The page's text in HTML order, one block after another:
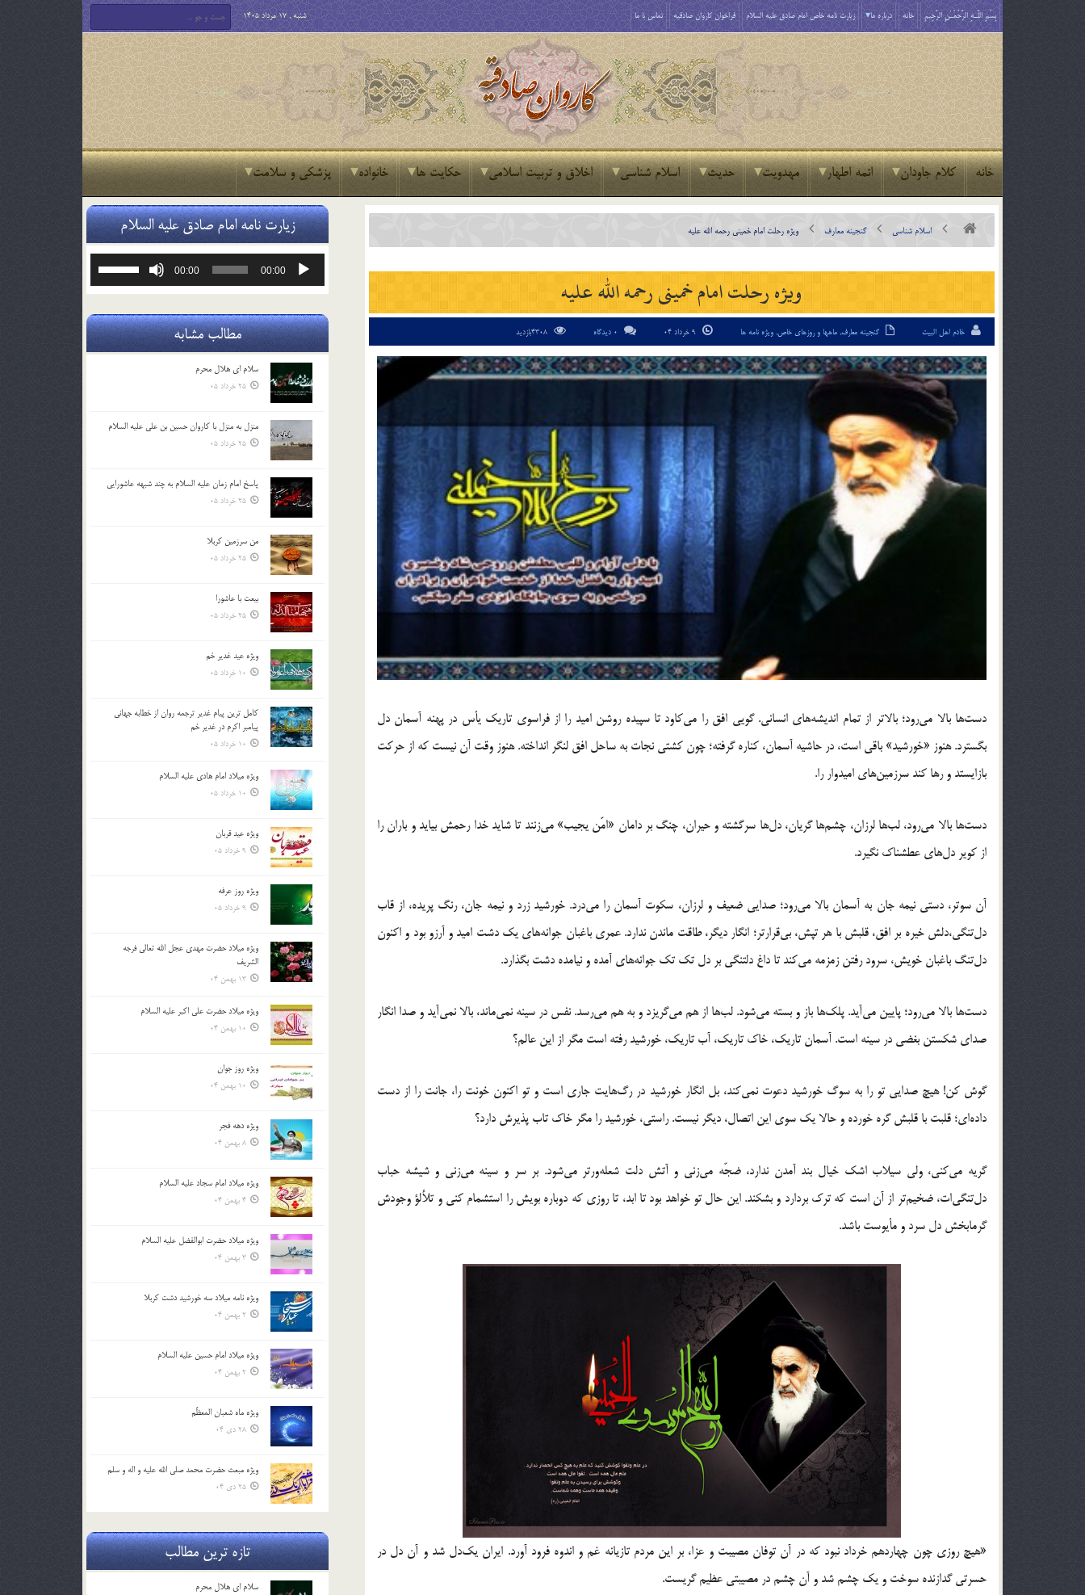
بِسْمِ اللَّـهِ الرَّحْمَـٰنِ الرَّحِيمِ خانه درباره ما زیارت نامه خاص امام صادق علیه السلام فراخوان کاروان صادقیه تماس با ما شنبه , 17 مرداد 1405
خانه کلام جاودان ائمه اطهار مهدویت حدیث اسلام شناسی اخلاق و تربیت اسلامی حکایت ها خانواده پزشکی و سلامت
اسلام شناسی گنجینه معارف ویژه رحلت امام خمینی رحمه الله علیه
ویژه رحلت امام خمینی رحمه الله علیه
خادم اهل البیت گنجینه معارف, ماهها و روزهای خاص, ویژه نامه ها 0 دیدگاه
دست‌ها بالا می‌رود؛ بالاتر از تمام اندیشه‌های انسانى. گویی افق را می‌کاود تا سپیده روشن امید را از فراسوی تاریک یأس در پهنه آسمان دل
بگسترد. هنوز «خورشید» باقی است، در حاشیه آسمان، کناره گرفته؛ چون کشتی نجات به ساحل افق لنگر انداخته. هنوز وقت آن نیست که از حرکت
بازایستد و رها کند سرزمین‌های امیدوار را.
دست‌ها بالا می‌رود، لب‌ها لرزان، چشم‌ها گریان، دل‌ها سرگشته و حیران، چنگ بر دامان «امّن یجیب» می‌زنند تا شاید خدا رحمش بیاید و باران را
از کویر دل‌های عطشناک نگیرد.
آن سوتر، دستی نیمه جان به آسمان بالا می‌رود؛ صدایی ضعیف و لرزان، سکوت آسمان را می‌درد. خورشید زرد و نیمه جان، رنگ پریده، از قاب
دل‌تنگى،‌دلش خیره بر افق، قلبش با هر تپش، بی‌قرارتر؛ انگار دیگر، طاقت ماندن ندارد. عمری باغبان جوانه‌های یک دشت امید و آرزو بود و اکنون
دل‌تنگ باغبان خویش، سرود رفتن زمزمه می‌کند تا داغ دلتنگی بر دل تک تک جوانه‌های آمده و نیامده دشت بگذارد.
دست‌ها بالا می‌رود؛ پایین می‌آید. پلک‌ها باز و بسته می‌شود. لب‌ها از هم می‌گریزد و به هم می‌رسد. نفس در سینه نمی‌ماند، بالا نمی‌آید و صدا انگار
صدای شکستن بغضی در سینه است. آسمان تاریک، خاک تاریک، آب تاریک، خورشید رفته است مگر از این عالم؟
گوش کن! هیچ صدایی تو را به سوگ خورشید دعوت نمی‌کند، بل انگار خورشید در رگ‌هایت جاری است و تو اکنون خونت را، جانت را از دست
داده‌اى؛ قلبت با قلبش گره خورده و حالا یک سوی این اتصال، دیگر نیست. راستى، خورشید را مگر خاک تاب پذیرش دارد؟
گریه می‌کنى، ولی سیلاب اشک خیال بند آمدن ندارد، ضجّه می‌زنی و آتش دلت شعله‌ورتر می‌شود. بر سر و سینه می‌زنی و شیشه حباب
دل‌تنگی‌ات، ضخیم‌تر از آن است که ترک بردارد و بشکند. این حال تو خواهد بود تا ابد، تا روزی که دوباره بویش را استشمام کنی و تلألؤ وجودش
گرمابخش دل سرد و مأیوست باشد.
«هیچ روزی چون چهاردهم خرداد نبود که در آن توفان مصیبت و عزا، بر این مردم تازیانه غم و اندوه فرود آورد. ایران یک‌دل شد و آن دل در
حسرتی گدازنده سوخت و یک چشم شد و آن چشم در مصیبتی عظیم گریست.
زیارت نامه امام صادق علیه السلام
پخش‌کننده
00:00
00:00
یا
صدا
کلیدهای
مطالب مشابه
سلام ای هلال محرم
25 خرداد 05
منزل به منزل با کاروان حسین بن علی علیه السلام
25 خرداد 05
پاسخ امام زمان علیه السلام به چند شبهه عاشورایی
25 خرداد 05
من سرزمین کربلا
25 خرداد 05
بیعت با عاشورا
25 خرداد 05
ویژه عید غدیر خم
10 خرداد 05
کامل ترین پیام غدیر ترجمه روان از خطابه جهانی
پیامبر اکرم در غدیر خم
10 خرداد 05
ویژه میلاد امام هادی علیه السلام
10 خرداد 05
ویژه عید قربان
9 خرداد 05
ویژه روز عرفه
9 خرداد 05
ویژه میلاد حضرت مهدی عجل الله تعالی فرجه
الشريف
13 بهمن 04
ویژه میلاد حضرت علی اکبر علیه السلام
10 بهمن 04
ویژه روز جوان
10 بهمن 04
ویژه دهه فجر
8 بهمن 04
ویژه میلاد امام سجاد علیه السلام
4 بهمن 04
ویژه میلاد حضرت ابوالفضل علیه السلام
3 بهمن 04
ویژه نامه میلاد سه خورشید دشت کربلا
2 بهمن 04
ویژه میلاد امام حسین علیه السلام
2 بهمن 04
ویژه ماه شعبان المعظّم
28 دی 04
ویژه مبعث حضرت محمد صلی الله علیه و اله و سلم
25 دی 04
تازه ترین مطالب
سلام ای هلال محرم